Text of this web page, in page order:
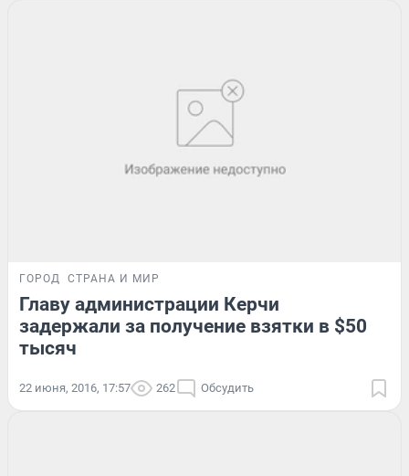
ГОРОД СТРАНА И МИР
Главу администрации Керчи
задержали за получение взятки в $50
тысяч
22 июня, 2016, 17:57 262 Обсудить